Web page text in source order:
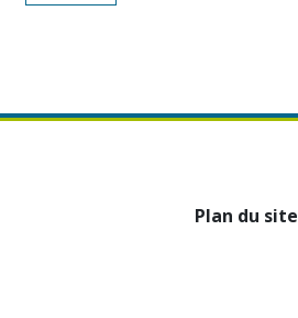
Plan du site